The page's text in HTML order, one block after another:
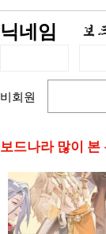
닉네임
비회원
보드나라 많이 본